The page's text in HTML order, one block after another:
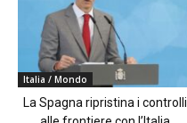
Italia / Mondo
La Spagna ripristina i controlli